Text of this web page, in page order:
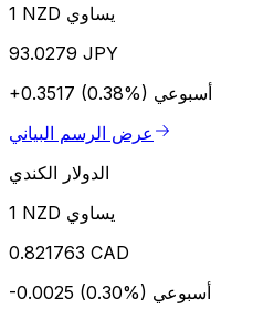
1 NZD يساوي
93.0279 JPY
+0.3517 (0.38%) أسبوعي
عرض الرسم البياني
الدولار الكندي
1 NZD يساوي
0.821763 CAD
-0.0025 (0.30%) أسبوعي